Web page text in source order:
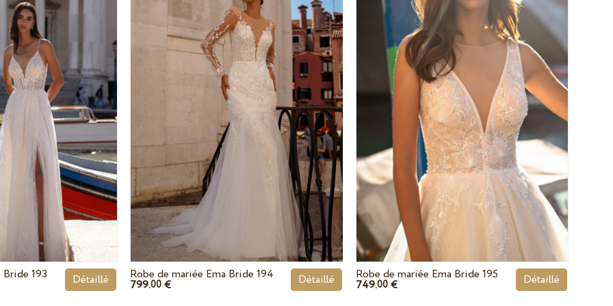
193 Détaillé Robe de mariée Ema Bride 194
799.00 € Détaillé Robe de mariée Ema Bride 195
749.00€ Détaillé